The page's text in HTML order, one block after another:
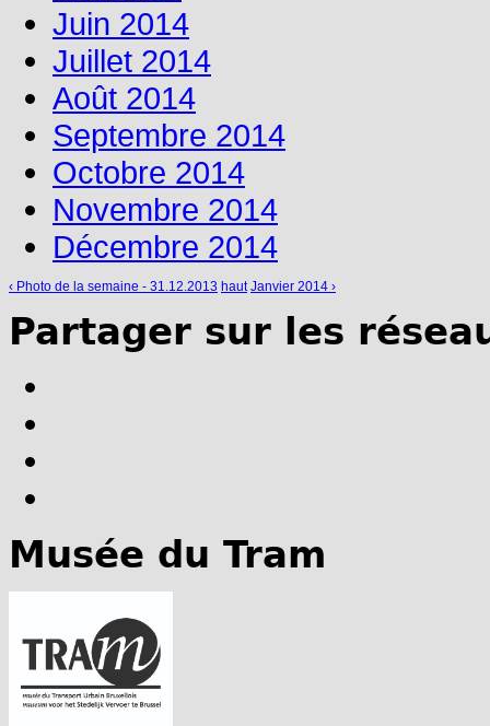
Juin 2014
Juillet 2014
Août 2014
Septembre 2014
Octobre 2014
Novembre 2014
Décembre 2014
‹ Photo de la semaine - 31.12.2013 haut Janvier 2014 ›
Partager sur les
Musée du Tram